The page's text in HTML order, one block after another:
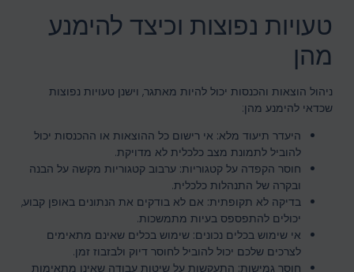
טעויות נפוצות וכיצד להימנע
מהן
ניהול הוצאות והכנסות יכול להיות מאתגר, וישנן טעויות נפוצות
שכדאי להימנע מהן:
היעדר תיעוד מלא: אי רישום כל ההוצאות או ההכנסות יכול
להוביל לתמונת מצב כלכלית לא מדויקת.
חוסר הקפדה על קטגוריות: ערבוב קטגוריות מקשה על הבנה
ובקרה של התנהלות כלכלית.
בדיקה לא תקופתית: אם לא בודקים את הנתונים באופן קבוע,
יכולים להתפספס בעיות מתמשכות.
אי שימוש בכלים נכונים: שימוש בכלים שאינם מתאימים
לצרכים שלכם יכול להוביל לחוסר דיוק ולבזבוז זמן.
חוסר גמישות: התעקשות על שיטות עבודה שאינן מתאימות